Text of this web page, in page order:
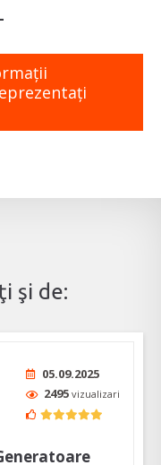
şi de:
05.09.2025
2495 vizualizari